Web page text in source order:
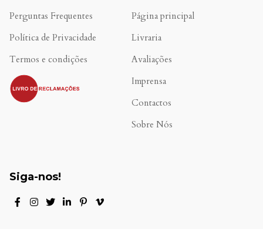
Perguntas Frequentes
Política de Privacidade
Termos e condições
.
Página principal
Livraria
Avaliações
Imprensa
Contactos
Sobre Nós
Siga-nos!